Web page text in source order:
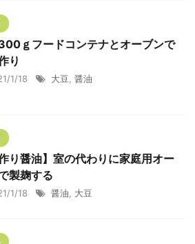
ｇフードコンテナとオーブンで
り
1/18 大豆 醤油
作り醤油】室の代わりに家庭用オー
製麹する
1/18 醤油 大豆